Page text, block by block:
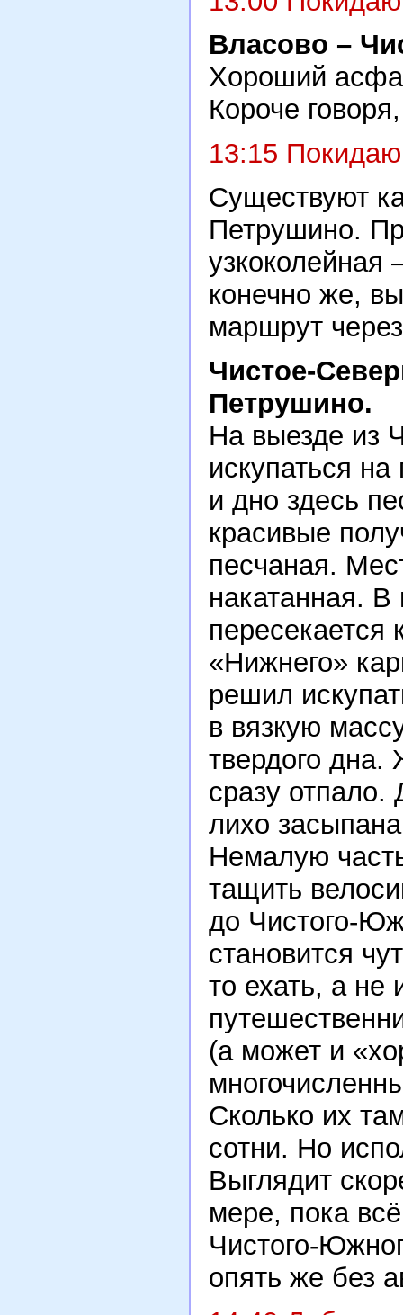
Власово –
Хороший
Короче
13:15
Существуют
Петрушино.
конечно же,
маршрут
Чистое-
Петрушино.
На выезде из
искупаться
и дно здесь
красивые
песчаная.
накатанная.
«Нижнего»
решил
в вязкую
твердого дна.
сразу отпало.
лихо
Немалую
тащить
до Чистого-
становится
то ехать, а
(а может и
Сколько их
сотни. Но
Выглядит
мере, пока
Чистого-
опять же без